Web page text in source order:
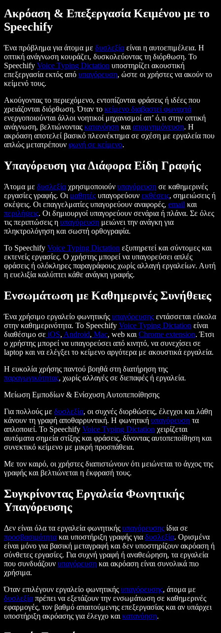
Ακρόαση & Επεξεργασία Κειμένου με το
Speechify
Ένα πρόβλημα για άτομα με δυσλεξία είναι η αυτοεπιμέλεια. Η
οπτική ανάγνωση κουράζει, δυσκολεύοντας τη διόρθωση. Το
Speechify Voice Typing Dictation υποστηρίζει ακουστική
επεξεργασία εκτός από υπαγόρευση, ώστε οι χρήστες να ακούν το
κείμενό τους.
Ακούγοντας το περιεχόμενο, εντοπίζονται φράσεις ή ιδέες που
χρειάζονται διόρθωση. Όταν το κείμενο διαβαστεί φωναχτά
ενεργοποιούνται άλλοι νοητικοί μηχανισμοί απ’ ό,τι στην οπτική
ανάγνωση, βελτιώνοντας κατανόηση και απομνημόνευση. Η
ακρόαση αποτελεί βασικό πλεονέκτημα σε σχέση με εργαλεία που
απλώς μετατρέπουν φωνή σε κείμενο.
Υπαγόρευση για Διάφορα Είδη Γραφής
Άτομα με δυσλεξία χρησιμοποιούν υπαγόρευση σε καθημερινές
εργασίες γραφής. Οι μαθητές υπαγορεύουν εκθέσεις, σημειώσεις ή
σκέψεις. Οι επαγγελματίες υπαγορεύουν αναφορές, email και
περιλήψεις. Οι δημιουργοί υπαγορεύουν σενάρια ή πλάνα. Σε όλες
τις περιπτώσεις η υπαγόρευση μειώνει την ανάγκη για
πληκτρολόγηση και σωστή ορθογραφία.
Το Speechify Voice Typing Dictation εξυπηρετεί και σύντομες και
εκτενείς εργασίες. Ο χρήστης μπορεί να υπαγορεύσει απλές
φράσεις ή ολόκληρες παραγράφους χωρίς αλλαγή εργαλείων. Αυτή
η ευελιξία καλύπτει κάθε ανάγκη γραφής.
Ενσωμάτωση με Καθημερινές Συνήθειες
Ένα χρήσιμο εργαλείο φωνητικής υπαγόρευσης εντάσσεται εύκολα
στην καθημερινότητα. Το Speechify Voice Typing Dictation είναι
διαθέσιμο σε iOS, Android, Mac, web και Chrome extension. Έτσι
ο χρήστης μπορεί να υπαγορεύσει από κινητό, να συνεχίσει σε
laptop και να ελέγξει το κείμενο αργότερα με ακουστικά εργαλεία.
Η ευκολία χρήσης παντού βοηθά στη διατήρηση της
παραγωγικότητας, χωρίς αλλαγές σε διεπαφές ή εργαλεία.
Μείωση Εμποδίων & Ενίσχυση Αυτοπεποίθησης
Για πολλούς με δυσλεξία, οι συχνές διορθώσεις, έλεγχοι και λάθη
κάνουν τη γραφή αποθαρρυντική. Η φωνητική υπαγόρευση τα
απλοποιεί. Το Speechify Voice Typing Dictation χειρίζεται
αυτόματα σημεία στίξης και φράσεις, δίνοντας αυτοπεποίθηση και
συνεκτικό κείμενο με μικρή προσπάθεια.
Με τον καιρό, οι χρήστες διαπιστώνουν ότι μειώνεται το άγχος της
γραφής και βελτιώνεται η έκφρασή τους.
Συγκρίνοντας Εργαλεία Φωνητικής
Υπαγόρευσης
Δεν είναι όλα τα εργαλεία φωνητικής υπαγόρευσης ίδια σε
προσβασιμότητα και υποστήριξη γραφής για δυσλεξία. Ορισμένα
είναι μόνο για βασική μεταγραφή και δεν υποστηρίζουν ακρόαση ή
σύνθετες εργασίες. Για συχνή γραφή ή αναθεώρηση, τα εργαλεία
που συνδυάζουν υπαγόρευση και ακρόαση είναι συνολικά πιο
χρήσιμα.
Όταν επιλέγουν εργαλείο φωνητικής υπαγόρευσης, άτομα με
δυσλεξία πρέπει να εξετάζουν την ενσωμάτωση σε καθημερινές
εφαρμογές, τον βαθμό απαιτούμενης επεξεργασίας και αν υπάρχει
υποστήριξη ακρόασης για έλεγχο και κατανόηση.